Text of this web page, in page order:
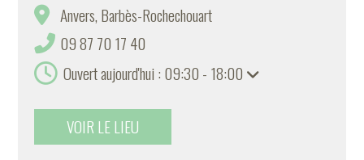
Anvers, Barbès-Rochechouart
09 87 70 17 40
Ouvert aujourd'hui : 09:30 - 18:00
VOIR LE LIEU